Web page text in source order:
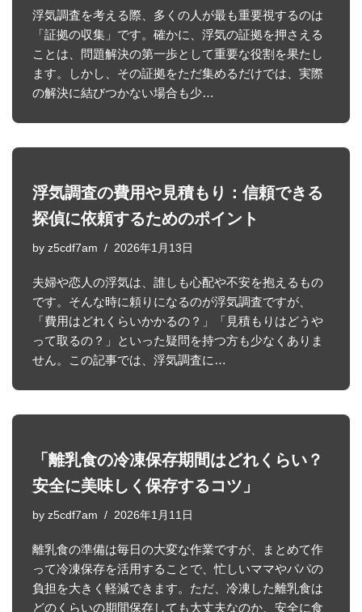
浮気調査を考える際、多くの人が最も重要視するのは
「証拠の収集」です。確かに、浮気の証拠を押さえる
ことは、問題解決の第一歩として重要な役割を果たし
ます。しかし、その証拠をただ集めるだけでは、実際
の解決に結びつかない場合も少…
浮気調査の費用や見積もり：信頼できる
探偵に依頼するためのポイント
by z5cdf7am 2026年1月13日
夫婦や恋人の浮気は、誰しも心配や不安を抱えるもの
です。そんな時に頼りになるのが浮気調査ですが、
「費用はどれくらいかかるの？」「見積もりはどうや
って取るの？」といった疑問を持つ方も少なくありま
せん。この記事では、浮気調査に…
「離乳食の冷凍保存期間はどれくらい？
安全に美味しく保存するコツ」
by z5cdf7am 2026年1月11日
離乳食の準備は毎日の大変な作業ですが、まとめて作
って冷凍保存を活用することで、忙しいママやパパの
負担を大きく軽減できます。ただ、冷凍した離乳食は
どのくらいの期間保存しても大丈夫なのか、安全に食